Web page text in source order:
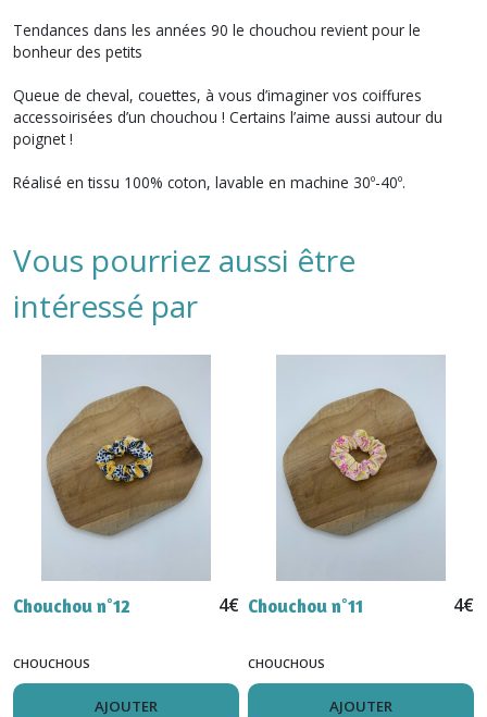
Tendances dans les années 90 le chouchou revient pour le
bonheur des petits
Queue de cheval, couettes, à vous d’imaginer vos coiffures
accessoirisées d’un chouchou ! Certains l’aime aussi autour du
poignet !
Réalisé en tissu 100% coton, lavable en machine 30º-40º.
Vous pourriez aussi être
intéressé par
Chouchou n°12 4€
CHOUCHOUS
AJOUTER
Chouchou n°11 4€
CHOUCHOUS
AJOUTER